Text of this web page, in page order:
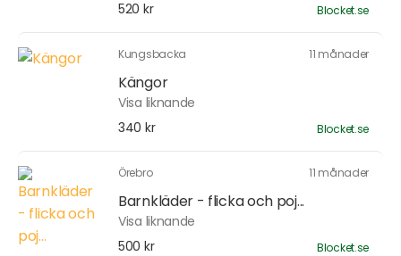
520 kr
Blocket.se
Kungsbacka 11 månader
Kängor
Visa liknande
340 kr
Blocket.se
Örebro 11 månader
Barnkläder - flicka och poj...
Visa liknande
500 kr
Blocket.se